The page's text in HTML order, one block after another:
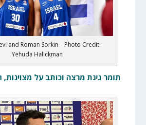
and Roman Sorkin – Photo Credit:
Yehuda Halickman
תומר גינת מרצה וכותב על